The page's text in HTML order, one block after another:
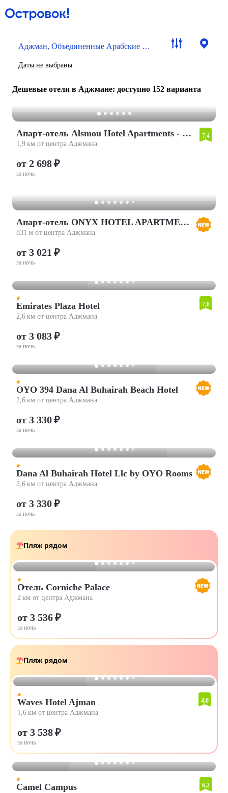
Аджман, Объединенные Арабские Эмираты
Даты не выбраны
Дешевые отели в Аджмане: доступно 152 варианта
Апарт-отель Alsmou Hotel Apartments - Maha hospitality Group
1,9 км от центра Аджмана
7,4
от 2 698 ₽
за ночь
Апарт-отель ONYX HOTEL APARTMENTS-MAHA HOSPITALITY GROUP
831 м от центра Аджмана
от 3 021 ₽
за ночь
Emirates Plaza Hotel
2,6 км от центра Аджмана
7,0
от 3 083 ₽
за ночь
OYO 394 Dana Al Buhairah Beach Hotel
2,6 км от центра Аджмана
от 3 330 ₽
за ночь
Dana Al Buhairah Hotel Llc by OYO Rooms
2,6 км от центра Аджмана
от 3 330 ₽
за ночь
Пляж рядом
Отель Corniche Palace
2 км от центра Аджмана
от 3 536 ₽
за ночь
Пляж рядом
Waves Hotel Ajman
1,6 км от центра Аджмана
4,0
от 3 538 ₽
за ночь
Camel Campus 6,2